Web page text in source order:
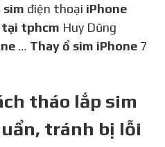
sim điện thoại iPhone
tại tphcm Huy Dũng
… Thay ổ sim iPhone 7
tháo lắp sim
tránh bị lỗi